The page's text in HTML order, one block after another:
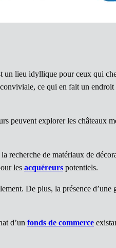
un lieu idyllique pour ceux qui
ce qui en fait un
peuvent explorer les châteaux
recherche de matériaux de
les acquéreurs potentiels.
De plus, la présence d’une
d’un fonds de commerce